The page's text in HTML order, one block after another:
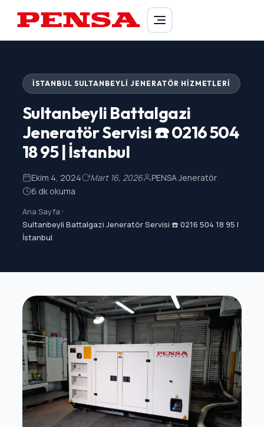
PENSA Generator
İSTANBUL SULTANBEYLI JENERATÖR HIZMETLERI
Sultanbeyli Battalgazi
Jeneratör Servisi ☎️ 0216 504
18 95 | İstanbul
Ekim 4, 2024 Mart 16, 2026
PENSA Jeneratör
6 dk okuma
Ana Sayfa>
Sultanbeyli Battalgazi Jeneratör Servisi ☎️ 0216 504 18 95 |
İstanbul